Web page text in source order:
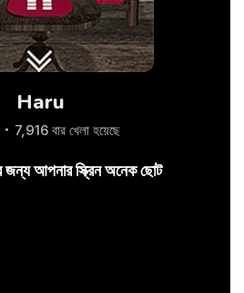
Haru
7,916 বার খেলা হয়েছে
জন্য আপনার স্ক্রিন অনেক ছোট